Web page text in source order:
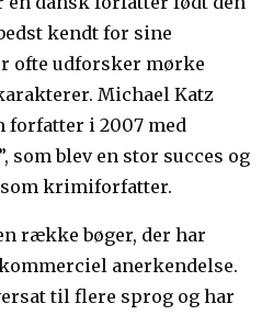
kendt for sine
ofte udforsker mørke
Michael Katz
forfatter i 2007 med
som blev en stor succes og
krimiforfatter.
række bøger, der har
anerkendelse.
til flere sprog og har